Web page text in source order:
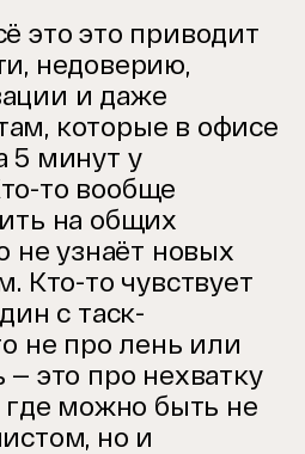
это это приводит
недоверию,
и даже
которые в офисе
5 минут у
то вообще
на общих
не узнаёт новых
Кто-то чувствует
с таск-
не про лень или
— это про нехватку
где можно быть не
но и